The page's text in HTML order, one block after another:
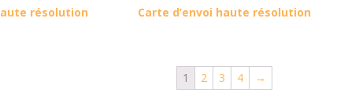
résolution
Carte d’envoi haute résolution
1 2 3 4 →